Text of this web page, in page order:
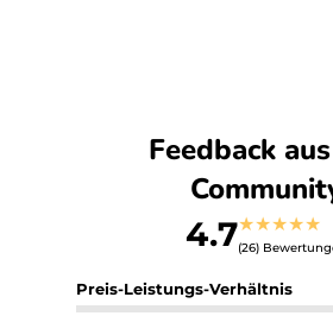
Feedback
4.7★★★★★
(26)
Preis-Leistungs-Verhältnis